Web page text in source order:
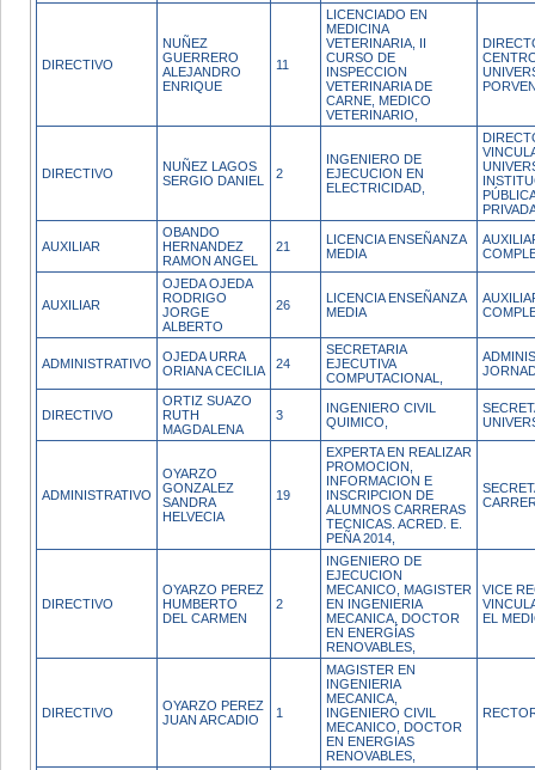
DIRECTIVO
NUÑEZ
GUERRERO
ALEJANDRO
ENRIQUE
11
LICENCIADO EN
MEDICINA
VETERINARIA, II
CURSO DE
INSPECCION
VETERINARIA DE
CARNE, MEDICO
VETERINARIO,
DIRECTIVO
NUÑEZ LAGOS
SERGIO DANIEL
2
INGENIERO DE
EJECUCION EN
ELECTRICIDAD,
AUXILIAR
OBANDO
HERNANDEZ
RAMON ANGEL
21
LICENCIA ENSEÑANZA
MEDIA
AUXILIAR
OJEDA OJEDA
RODRIGO
JORGE
ALBERTO
26
LICENCIA ENSEÑANZA
MEDIA
ADMINISTRATIVO
OJEDA URRA
ORIANA CECILIA
24
SECRETARIA
EJECUTIVA
COMPUTACIONAL,
DIRECTIVO
ORTIZ SUAZO
RUTH
MAGDALENA
3
INGENIERO CIVIL
QUIMICO,
ADMINISTRATIVO
OYARZO
GONZALEZ
SANDRA
HELVECIA
19
EXPERTA EN REALIZAR
PROMOCION,
INFORMACION E
INSCRIPCION DE
ALUMNOS CARRERAS
TECNICAS. ACRED. E.
PEÑA 2014,
DIRECTIVO
OYARZO PEREZ
HUMBERTO
DEL CARMEN
2
INGENIERO DE
EJECUCION
MECANICO, MAGISTER
EN INGENIERIA
MECANICA, DOCTOR
EN ENERGÍAS
RENOVABLES,
VICE
EL
DIRECTIVO
OYARZO PEREZ
JUAN ARCADIO
1
MAGISTER EN
INGENIERIA
MECANICA,
INGENIERO CIVIL
MECANICO, DOCTOR
EN ENERGIAS
RENOVABLES,